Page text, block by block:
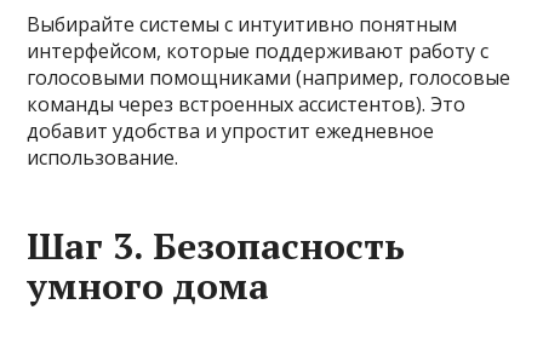
Выбирайте системы с интуитивно понятным
интерфейсом, которые поддерживают работу с
голосовыми помощниками (например, голосовые
команды через встроенных ассистентов). Это
добавит удобства и упростит ежедневное
использование.
Шаг 3. Безопасность
умного дома